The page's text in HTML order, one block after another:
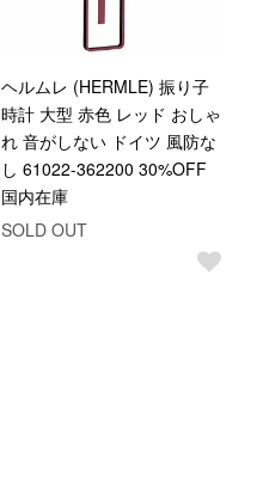
ヘルムレ (HERMLE) 振り子
時計 大型 赤色 レッド おしゃ
れ 音がしない ドイツ 風防な
し 61022-362200 30%OFF
国内在庫
SOLD OUT